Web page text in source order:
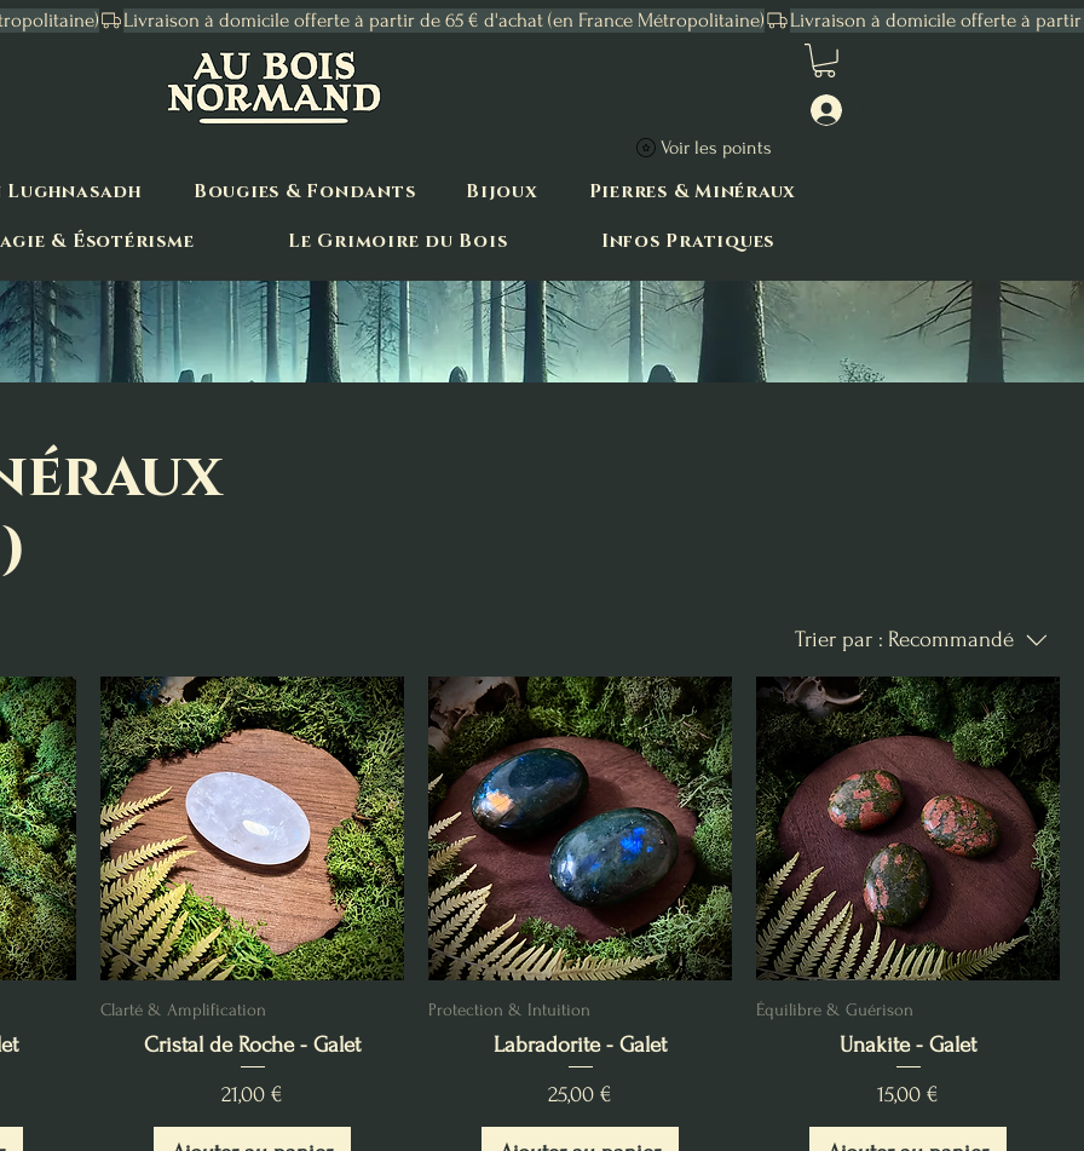
Bougies & Fondants Bijoux
Pierres & Minéraux
& Ésotérisme Le Grimoire du Bois Infos Pratiques
Voir les points
Trier par : Recommandé
Clarté & Amplification
Cristal de Roche - Galet
Prix
21,00 €
Protection & Intuition
Labradorite - Galet
Prix
25,00 €
Équilibre & Guérison
Unakite - Galet
Prix
15,00 €